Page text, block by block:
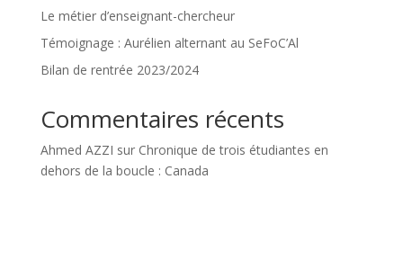
Le métier d’enseignant-chercheur
Témoignage : Aurélien alternant au SeFoC’Al
Bilan de rentrée 2023/2024
Commentaires récents
Ahmed AZZI sur Chronique de trois étudiantes en
dehors de la boucle : Canada